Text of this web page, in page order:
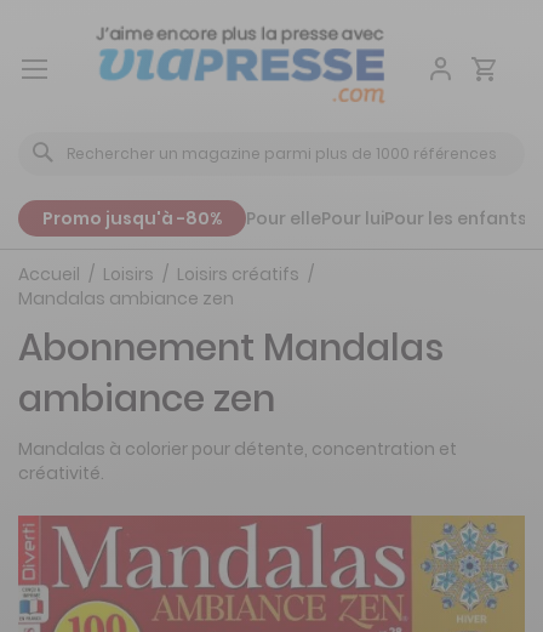
Aller
Promo jusqu'à -80% Pour ellePour luiPour les enfants
Accueil Loisirs
Loisirs créatifs
Mandalas ambiance zen
Abonnement Mandalas
ambiance zen
Mandalas à colorier pour détente, concentration et
créativité.